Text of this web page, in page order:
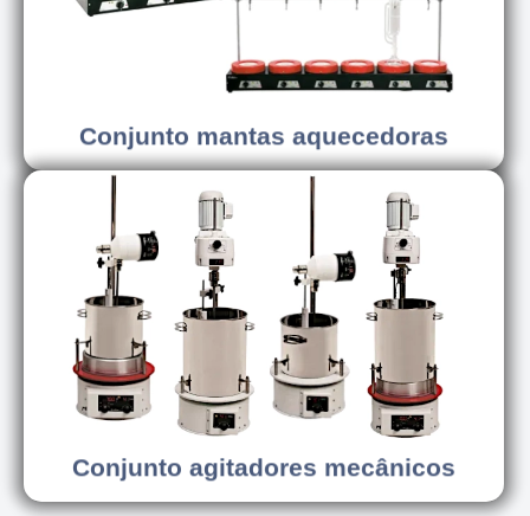
Conjunto mantas aquecedoras
Conjunto mantas aquecedoras
Conjunto agitadores mecânicos
Conjunto agitadores mecânicos
Conhecer os modelos